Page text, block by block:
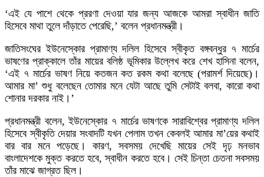
‘এই যে পাশে থেকে প্ররণা দেওয়া যার জন্য আজকে আমরা স্বাধীন জাতি
হিসেবে মাথা তুলে দাঁড়াতে পেরেছি,’ বলেন প্রধানমন্ত্রী।
জাতিসংঘের ইউনেস্কোর প্রামাণ্য দলিল হিসেবে স্বীকৃত বঙ্গবন্ধুর ৭ মার্চের
ভাষণের প্রাক্কালে তাঁর মায়ের বলিষ্ঠ ভূমিকার উল্লেখ করে শেখ হাসিনা বলেন,
‘এই ৭ মার্চের ভাষণ নিয়ে কতজন কত রকম কথা বলেছে (পরামর্শ দিয়েছে)।
আমার মা’ শুধু বলেছেন তোমার মনে যেটা আছে তুমি সেটাই বলবা, কারো কথা
শোনার দরকার নাই।’
প্রধানমন্ত্রী বলেন, ইউনেস্কোর ৭ মার্চের ভাষণকে সারাবিশ্বের প্রামাণ্য দলিল
হিসেবে স্বীকৃতি দেয়ার সংবাদটি যখন পেলাম তখন কেবলই আমার মা’য়ের কথাই
বার বার মনে পড়েছে। কারণ, সবসময় দেখেছি মায়ের সেই দৃঢ় মনভাব
বাংলাদেশকে মুক্ত করতে হবে, স্বাধীন করতে হবে। সেই চিন্তা চেতনা সবসময়
তাঁর মাঝে জাগ্রত ছিল।